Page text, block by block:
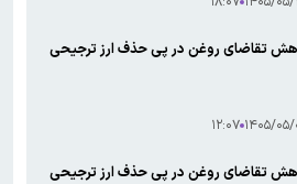
تقاضای روغن در پی حذف ارز ترجیحی
۰۵/۰۵ ۱۲:۰۷
تقاضای روغن در پی حذف ارز ترجیحی